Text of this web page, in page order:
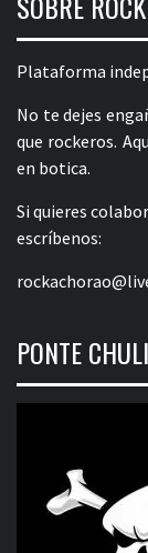
Plataforma
No te dejes
que rockeros.
en botica.
Si quieres
escríbenos:
PONTE